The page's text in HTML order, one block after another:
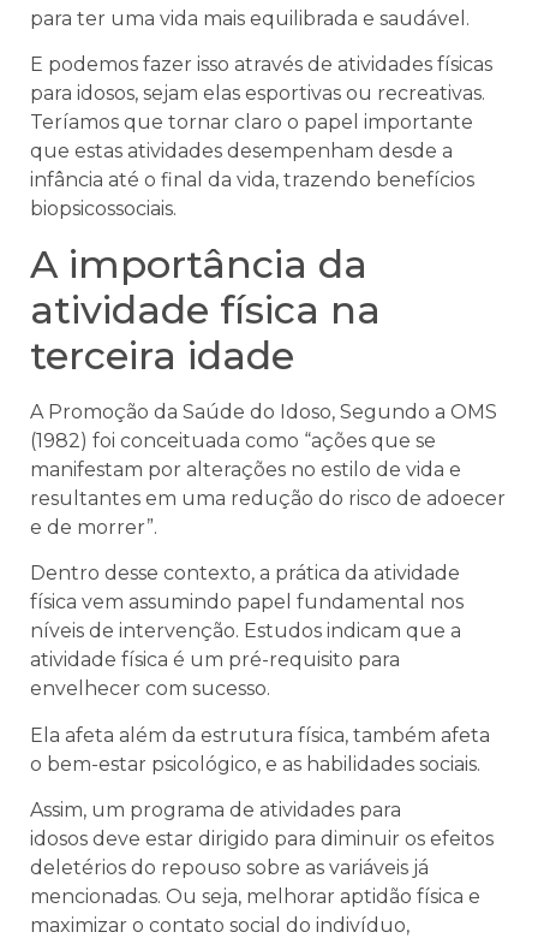
para ter uma vida mais equilibrada e saudável.
E podemos fazer isso através de atividades físicas
para idosos, sejam elas esportivas ou recreativas.
Teríamos que tornar claro o papel importante
que estas atividades desempenham desde a
infância até o final da vida, trazendo benefícios
biopsicossociais.
A importância da
atividade física na
terceira idade
A Promoção da Saúde do Idoso, Segundo a OMS
(1982) foi conceituada como “ações que se
manifestam por alterações no estilo de vida e
resultantes em uma redução do risco de adoecer
e de morrer”.
Dentro desse contexto, a prática da atividade
física vem assumindo papel fundamental nos
níveis de intervenção. Estudos indicam que a
atividade física é um pré-requisito para
envelhecer com sucesso.
Ela afeta além da estrutura física, também afeta
o bem-estar psicológico, e as habilidades sociais.
Assim, um programa de atividades para
idosos deve estar dirigido para diminuir os efeitos
deletérios do repouso sobre as variáveis já
mencionadas. Ou seja, melhorar aptidão física e
maximizar o contato social do indivíduo,